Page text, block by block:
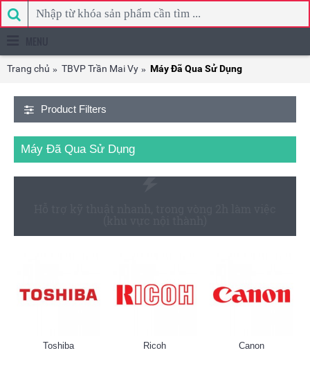
Trang chủ TBVP Trần Mai Vy Máy Đã Qua Sử Dụng
Product Filters
Máy Đã Qua Sử Dụng
Toshiba Ricoh Canon